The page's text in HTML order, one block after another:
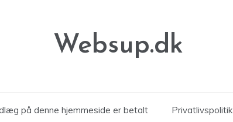
Websup.dk
på denne hjemmeside er betalt Privatlivspolitik